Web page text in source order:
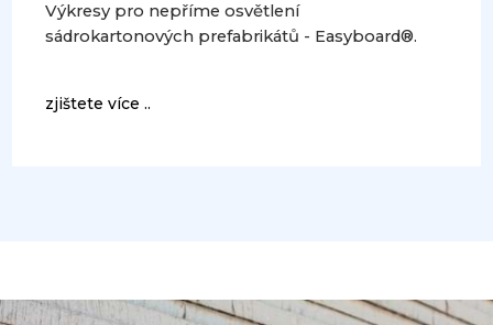
Výkresy pro nepříme osvětlení
sádrokartonových prefabrikátů - Easyboard®.
zjištete více ..